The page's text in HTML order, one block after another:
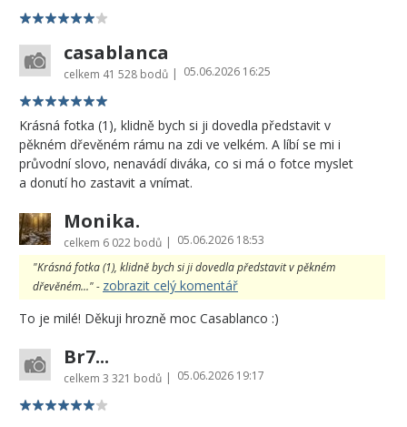
casablanca
celkem 41 528 bodů | 05.06.2026 16:25
Krásná fotka (1), klidně bych si ji dovedla představit v
pěkném dřevěném rámu na zdi ve velkém. A líbí se mi i
průvodní slovo, nenavádí diváka, co si má o fotce myslet
a donutí ho zastavit a vnímat.
Monika.
celkem 6 022 bodů | 05.06.2026 18:53
"Krásná fotka (1), klidně bych si ji dovedla představit v pěkném
dřevěném..." - zobrazit celý komentář
To je milé! Děkuji hrozně moc Casablanco :)
Br7...
celkem 3 321 bodů | 05.06.2026 19:17